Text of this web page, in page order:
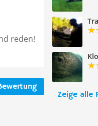
Zeige alle
reden!